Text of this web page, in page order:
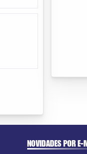
NOVIDADES POR E-